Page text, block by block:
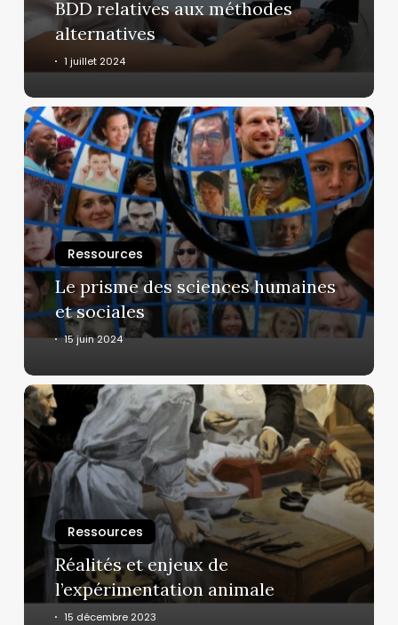
BDD relatives aux méthodes
alternatives
1 juillet 2024
Le
prisme
des
sciences
humaines
et
socialesRessources
Le prisme des sciences humaines
et sociales
15 juin 2024
Réalités
et
enjeux
de
l’expérimentation
animale
Ressources
Réalités et enjeux de
l’expérimentation animale
15 décembre 2023